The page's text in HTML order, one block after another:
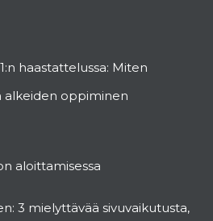
haastattelussa: Miten
alkeiden oppiminen
aloittamisessa
3 mielyttävää sivuvaikutusta,